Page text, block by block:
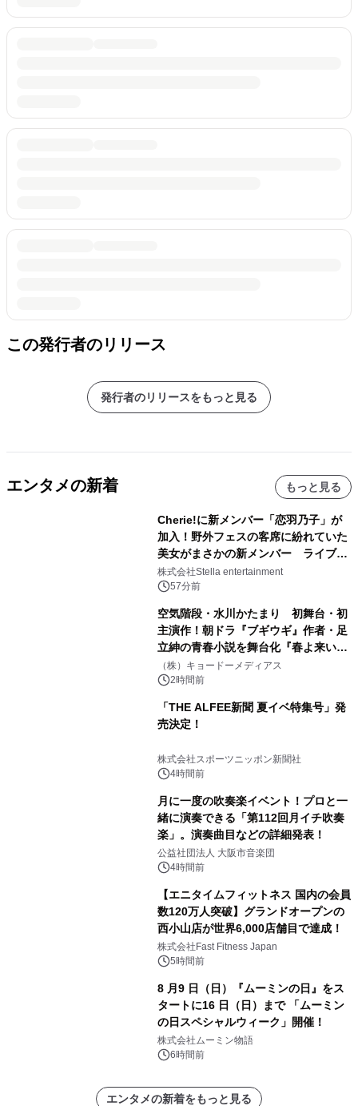
この発行者のリリース
発行者のリリースをもっと見る
エンタメの新着 もっと見る
Cherie!に新メンバー「恋羽乃子」が
加入！野外フェスの客席に紛れていた
美女がまさかの新メンバー ライブ中
のサプライズ発表に会場騒然
株式会社Stella entertainment
57分前
空気階段・水川かたまり 初舞台・初
主演作！朝ドラ『ブギウギ』作者・足
立紳の青春小説を舞台化『春よ来い、
マジで来い』キービジュアル解禁！
（株）キョードーメディアス
2時間前
「THE ALFEE新聞 夏イベ特集号」発
売決定！
株式会社スポーツニッポン新聞社
4時間前
月に一度の吹奏楽イベント！プロと一
緒に演奏できる「第112回月イチ吹奏
楽」。演奏曲目などの詳細発表！
公益社団法人 大阪市音楽団
4時間前
【エニタイムフィットネス 国内の会員
数120万人突破】グランドオープンの
西小山店が世界6,000店舗目で達成！
株式会社Fast Fitness Japan
5時間前
8 月9 日（日）『ムーミンの日』をス
タートに16 日（日）まで 「ムーミン
の日スペシャルウィーク」開催！
株式会社ムーミン物語
6時間前
エンタメの新着をもっと見る